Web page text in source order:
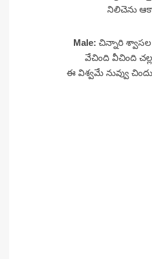
నిలిచెను
Male: చిన్నారి
వేచింది వీచింది
ఈ విశ్వమే నువ్వు